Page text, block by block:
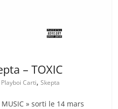
– TOXIC
Playboi Carti,Skepta
» sorti le 14 mars